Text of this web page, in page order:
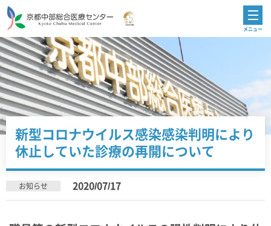
新型コロナウイルス感染感染判明により
休止していた診療の再開について
お知らせ 2020/07/17